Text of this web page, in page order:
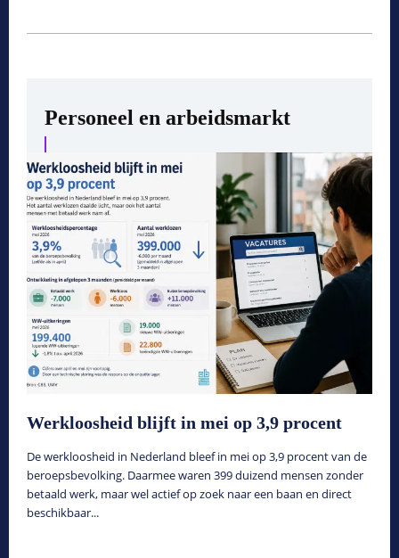
Personeel en arbeidsmarkt
Werkloosheid blijft in mei op 3,9 procent
De werkloosheid in Nederland bleef in mei op 3,9 procent van de
beroepsbevolking. Daarmee waren 399 duizend mensen zonder
betaald werk, maar wel actief op zoek naar een baan en direct
beschikbaar...